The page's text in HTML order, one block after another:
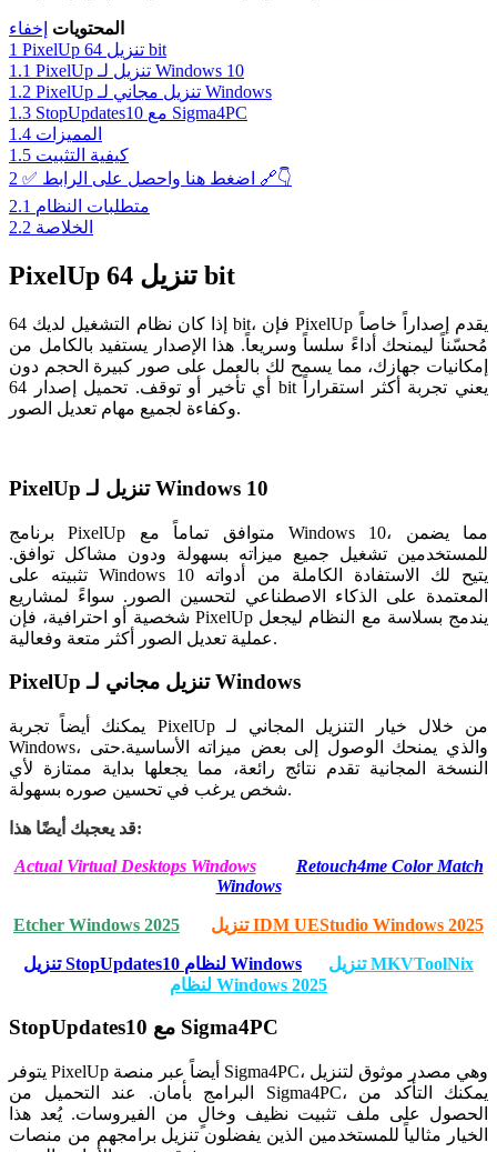
المحتويات إخفاء
1
PixelUp تنزيل 64 bit
1.1
PixelUp تنزيل لـ Windows 10
1.2
PixelUp تنزيل مجاني لـ Windows
1.3
StopUpdates10 مع Sigma4PC
1.4 المميزات
1.5 كيفية التثبيت
2
✅ اضغط هنا واحصل على الرابط 🔗👇
2.1 متطلبات النظام
2.2 الخلاصة
PixelUp تنزيل 64 bit
إذا كان نظام التشغيل لديك 64 bit، فإن PixelUp يقدم إصداراً خاصاً
مُحسّناً ليمنحك أداءً سلساً وسريعاً. هذا الإصدار يستفيد بالكامل من
إمكانيات جهازك، مما يسمح لك بالعمل على صور كبيرة الحجم دون
أي تأخير أو توقف. تحميل إصدار 64 bit يعني تجربة أكثر استقراراً
وكفاءة لجميع مهام تعديل الصور.
PixelUp تنزيل لـ Windows 10
برنامج PixelUp متوافق تماماً مع Windows 10، مما يضمن
للمستخدمين تشغيل جميع ميزاته بسهولة ودون مشاكل توافق.
تثبيته على Windows 10 يتيح لك الاستفادة الكاملة من أدواته
المعتمدة على الذكاء الاصطناعي لتحسين الصور. سواءً لمشاريع
شخصية أو احترافية، فإن PixelUp يندمج بسلاسة مع النظام ليجعل
عملية تعديل الصور أكثر متعة وفعالية.
PixelUp تنزيل مجاني لـ Windows
يمكنك أيضاً تجربة PixelUp من خلال خيار التنزيل المجاني لـ
Windows، والذي يمنحك الوصول إلى بعض ميزاته الأساسية.حتى
النسخة المجانية تقدم نتائج رائعة، مما يجعلها بداية ممتازة لأي
شخص يرغب في تحسين صوره بسهولة.
قد يعجبك أيضًا هذا:
Actual Virtual Desktops Windows
Retouch4me Color Match
Windows
Etcher Windows 2025 تنزيل IDM UEStudio Windows 2025
تنزيل StopUpdates10 لنظام Windows
تنزيل MKVToolNix
لنظام Windows 2025
StopUpdates10 مع Sigma4PC
يتوفر PixelUp أيضاً عبر منصة Sigma4PC، وهي مصدر موثوق لتنزيل
البرامج بأمان. عند التحميل من Sigma4PC، يمكنك التأكد من
الحصول على ملف تثبيت نظيف وخالٍ من الفيروسات. يُعد هذا
الخيار مثالياً للمستخدمين الذين يفضلون تنزيل برامجهم من منصات